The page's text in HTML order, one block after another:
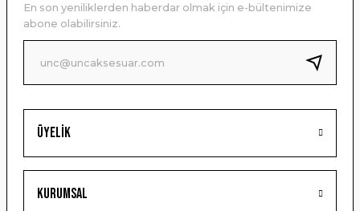
Ürün bilgilerinde hatalar bulunuyor.
Ürün fiyatı diğer sitelerden daha pahalı.
Bu ürüne benzer farklı alternatifler olmalı.
Gönder
Üyelik
Kurumsal
En son yeniliklerden haberdar olmak için e-bültenimize
abone olabilirsiniz.